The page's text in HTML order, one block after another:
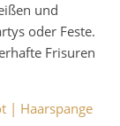
und
oder Feste.
Frisuren
| Haarspange